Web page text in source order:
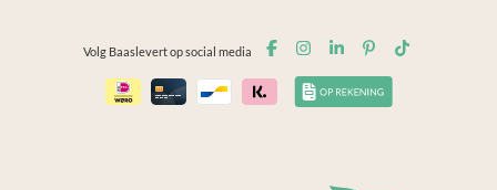
Volg Baaslevert op social media